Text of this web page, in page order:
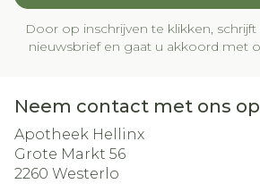
Door op inschrijven te klikken,
nieuwsbrief en gaat u akkoord met
Neem contact met ons op
Apotheek Hellinx
Grote Markt 56
2260 Westerlo